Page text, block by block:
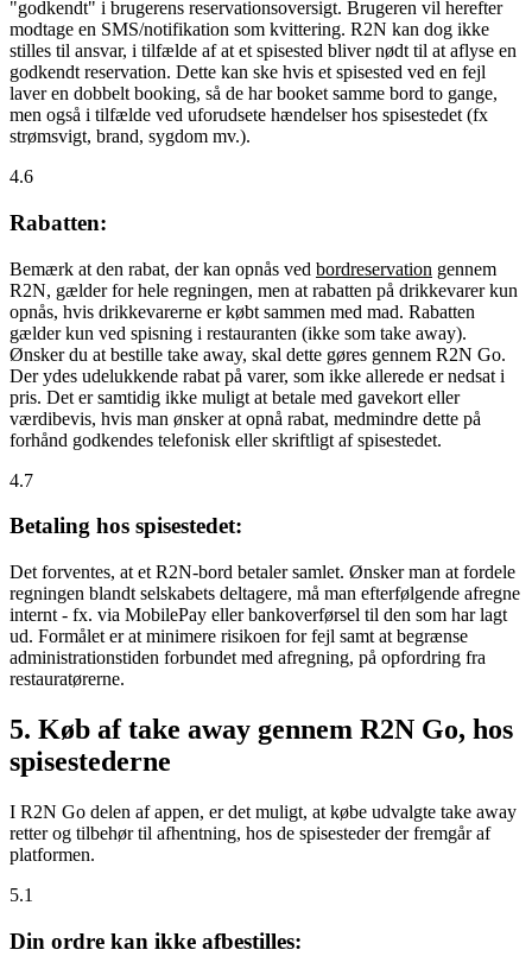
"godkendt" i brugerens reservationsoversigt. Brugeren vil herefter
modtage en SMS/notifikation som kvittering. R2N kan dog ikke
stilles til ansvar, i tilfælde af at et spisested bliver nødt til at aflyse en
godkendt reservation. Dette kan ske hvis et spisested ved en fejl
laver en dobbelt booking, så de har booket samme bord to gange,
men også i tilfælde ved uforudsete hændelser hos spisestedet (fx
strømsvigt, brand, sygdom mv.).
4.6
Rabatten:
Bemærk at den rabat, der kan opnås ved bordreservation gennem
R2N, gælder for hele regningen, men at rabatten på drikkevarer kun
opnås, hvis drikkevarerne er købt sammen med mad. Rabatten
gælder kun ved spisning i restauranten (ikke som take away).
Ønsker du at bestille take away, skal dette gøres gennem R2N Go.
Der ydes udelukkende rabat på varer, som ikke allerede er nedsat i
pris. Det er samtidig ikke muligt at betale med gavekort eller
værdibevis, hvis man ønsker at opnå rabat, medmindre dette på
forhånd godkendes telefonisk eller skriftligt af spisestedet.
4.7
Betaling hos spisestedet:
Det forventes, at et R2N-bord betaler samlet. Ønsker man at fordele
regningen blandt selskabets deltagere, må man efterfølgende afregne
internt - fx. via MobilePay eller bankoverførsel til den som har lagt
ud. Formålet er at minimere risikoen for fejl samt at begrænse
administrationstiden forbundet med afregning, på opfordring fra
restauratørerne.
5. Køb af take away gennem R2N Go, hos
spisestederne
I R2N Go delen af appen, er det muligt, at købe udvalgte take away
retter og tilbehør til afhentning, hos de spisesteder der fremgår af
platformen.
5.1
Din ordre kan ikke afbestilles: